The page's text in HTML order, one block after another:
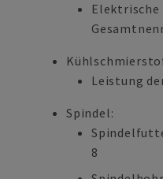
Elektrische
Leistung
Spindel:
8